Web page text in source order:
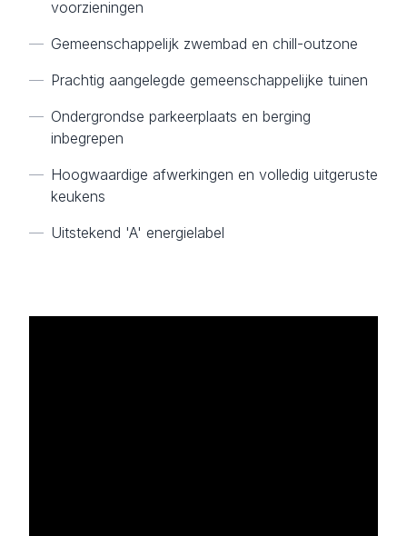
voorzieningen
— Gemeenschappelijk zwembad en chill-outzone
— Prachtig aangelegde gemeenschappelijke tuinen
— Ondergrondse parkeerplaats en berging
inbegrepen
— Hoogwaardige afwerkingen en volledig uitgeruste
keukens
— Uitstekend 'A' energielabel